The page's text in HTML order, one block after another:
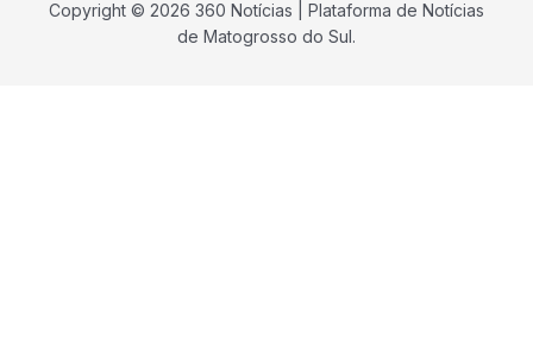
Copyright © 2026 360 Notícias | Plataforma de Notícias
de Matogrosso do Sul.